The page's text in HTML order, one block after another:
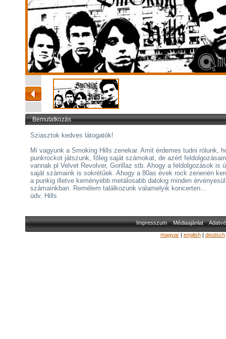
Bemutatkozás
Sziasztok kedves látogatók!
Mi vagyunk a Smoking Hills zenekar. Amit érdemes tudni rólunk,
punkrockot játszunk, főleg saját számokat, de azért
vannak pl Velvet Revolver, Gorillaz stb. Ahogy a feldolgozások is
saját számaink is sokrétűek. Ahogy a 80as évek rock zenenén
a punkig illetve keményebb metálosabb dalokig minden
számainkban. Remélem találkozunk valamelyik koncerten...
üdv. Hills
Impresszum Médiaajánlat
magyar| english| deutsch